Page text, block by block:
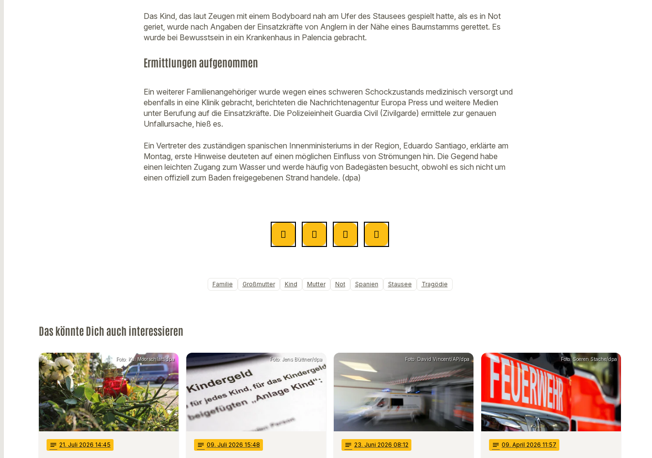
Das Kind, das laut Zeugen mit einem Bodyboard nah am Ufer des Stausees gespielt hatte, als es in Not
geriet, wurde nach Angaben der Einsatzkräfte von Anglern in der Nähe eines Baumstamms gerettet. Es
wurde bei Bewusstsein in ein Krankenhaus in Palencia gebracht.
Ermittlungen aufgenommen
Ein weiterer Familienangehöriger wurde wegen eines schweren Schockzustands medizinisch versorgt und
ebenfalls in eine Klinik gebracht, berichteten die Nachrichtenagentur Europa Press und weitere Medien
unter Berufung auf die Einsatzkräfte. Die Polizeieinheit Guardia Civil (Zivilgarde) ermittele zur genauen
Unfallursache, hieß es.
Ein Vertreter des zuständigen spanischen Innenministeriums in der Region, Eduardo Santiago, erklärte am
Montag, erste Hinweise deuteten auf einen möglichen Einfluss von Strömungen hin. Die Gegend habe
einen leichten Zugang zum Wasser und werde häufig von Badegästen besucht, obwohl es sich nicht um
einen offiziell zum Baden freigegebenen Strand handele. (dpa)
Familie Großmutter Kind Mutter Not Spanien Stausee Tragödie
Das könnte Dich auch interessieren
Foto: Kai Moorschlatt/dpa
notes 21. Juli 2026 14:45
Foto: Jens Büttner/dpa
notes 09. Juli 2026 15:48
Foto: David Vincent/AP/dpa
notes 23. Juni 2026 08:12
Foto: Soeren Stache/dpa
notes 09. April 2026 11:57